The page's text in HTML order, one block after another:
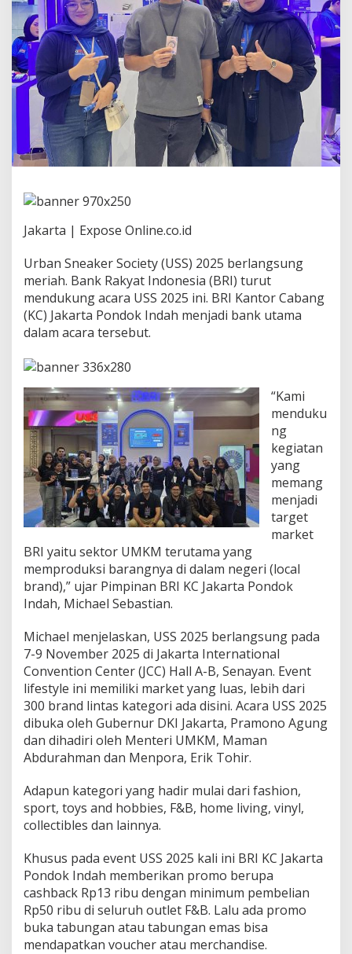
n
d
a
u
s
U
S
2
0
2
5
Jakarta | Expose Online.co.id
Urban Sneaker Society (USS) 2025 berlangsung
meriah. Bank Rakyat Indonesia (BRI) turut
mendukung acara USS 2025 ini. BRI Kantor Cabang
(KC) Jakarta Pondok Indah menjadi bank utama
dalam acara tersebut.
“Kami
menduku
ng
kegiatan
yang
memang
menjadi
target
market
BRI yaitu sektor UMKM terutama yang
memproduksi barangnya di dalam negeri (local
brand),” ujar Pimpinan BRI KC Jakarta Pondok
Indah, Michael Sebastian.
Michael menjelaskan, USS 2025 berlangsung pada
7-9 November 2025 di Jakarta International
Convention Center (JCC) Hall A-B, Senayan. Event
lifestyle ini memiliki market yang luas, lebih dari
300 brand lintas kategori ada disini. Acara USS 2025
dibuka oleh Gubernur DKI Jakarta, Pramono Agung
dan dihadiri oleh Menteri UMKM, Maman
Abdurahman dan Menpora, Erik Tohir.
Adapun kategori yang hadir mulai dari fashion,
sport, toys and hobbies, F&B, home living, vinyl,
collectibles dan lainnya.
Khusus pada event USS 2025 kali ini BRI KC Jakarta
Pondok Indah memberikan promo berupa
cashback Rp13 ribu dengan minimum pembelian
Rp50 ribu di seluruh outlet F&B. Lalu ada promo
buka tabungan atau tabungan emas bisa
mendapatkan voucher atau merchandise.